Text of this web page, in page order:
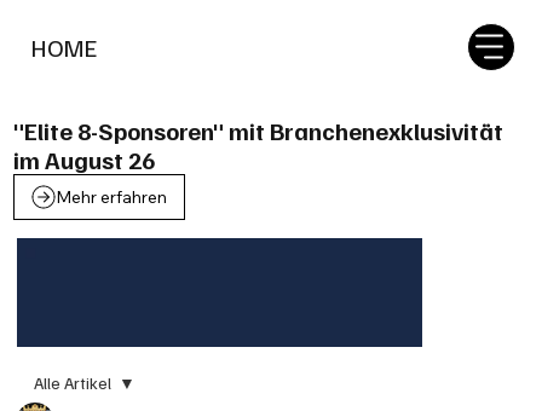
HOME
"Elite 8-Sponsoren" mit Branchenexklusivität
im August 26
Mehr erfahren
Alle Artikel